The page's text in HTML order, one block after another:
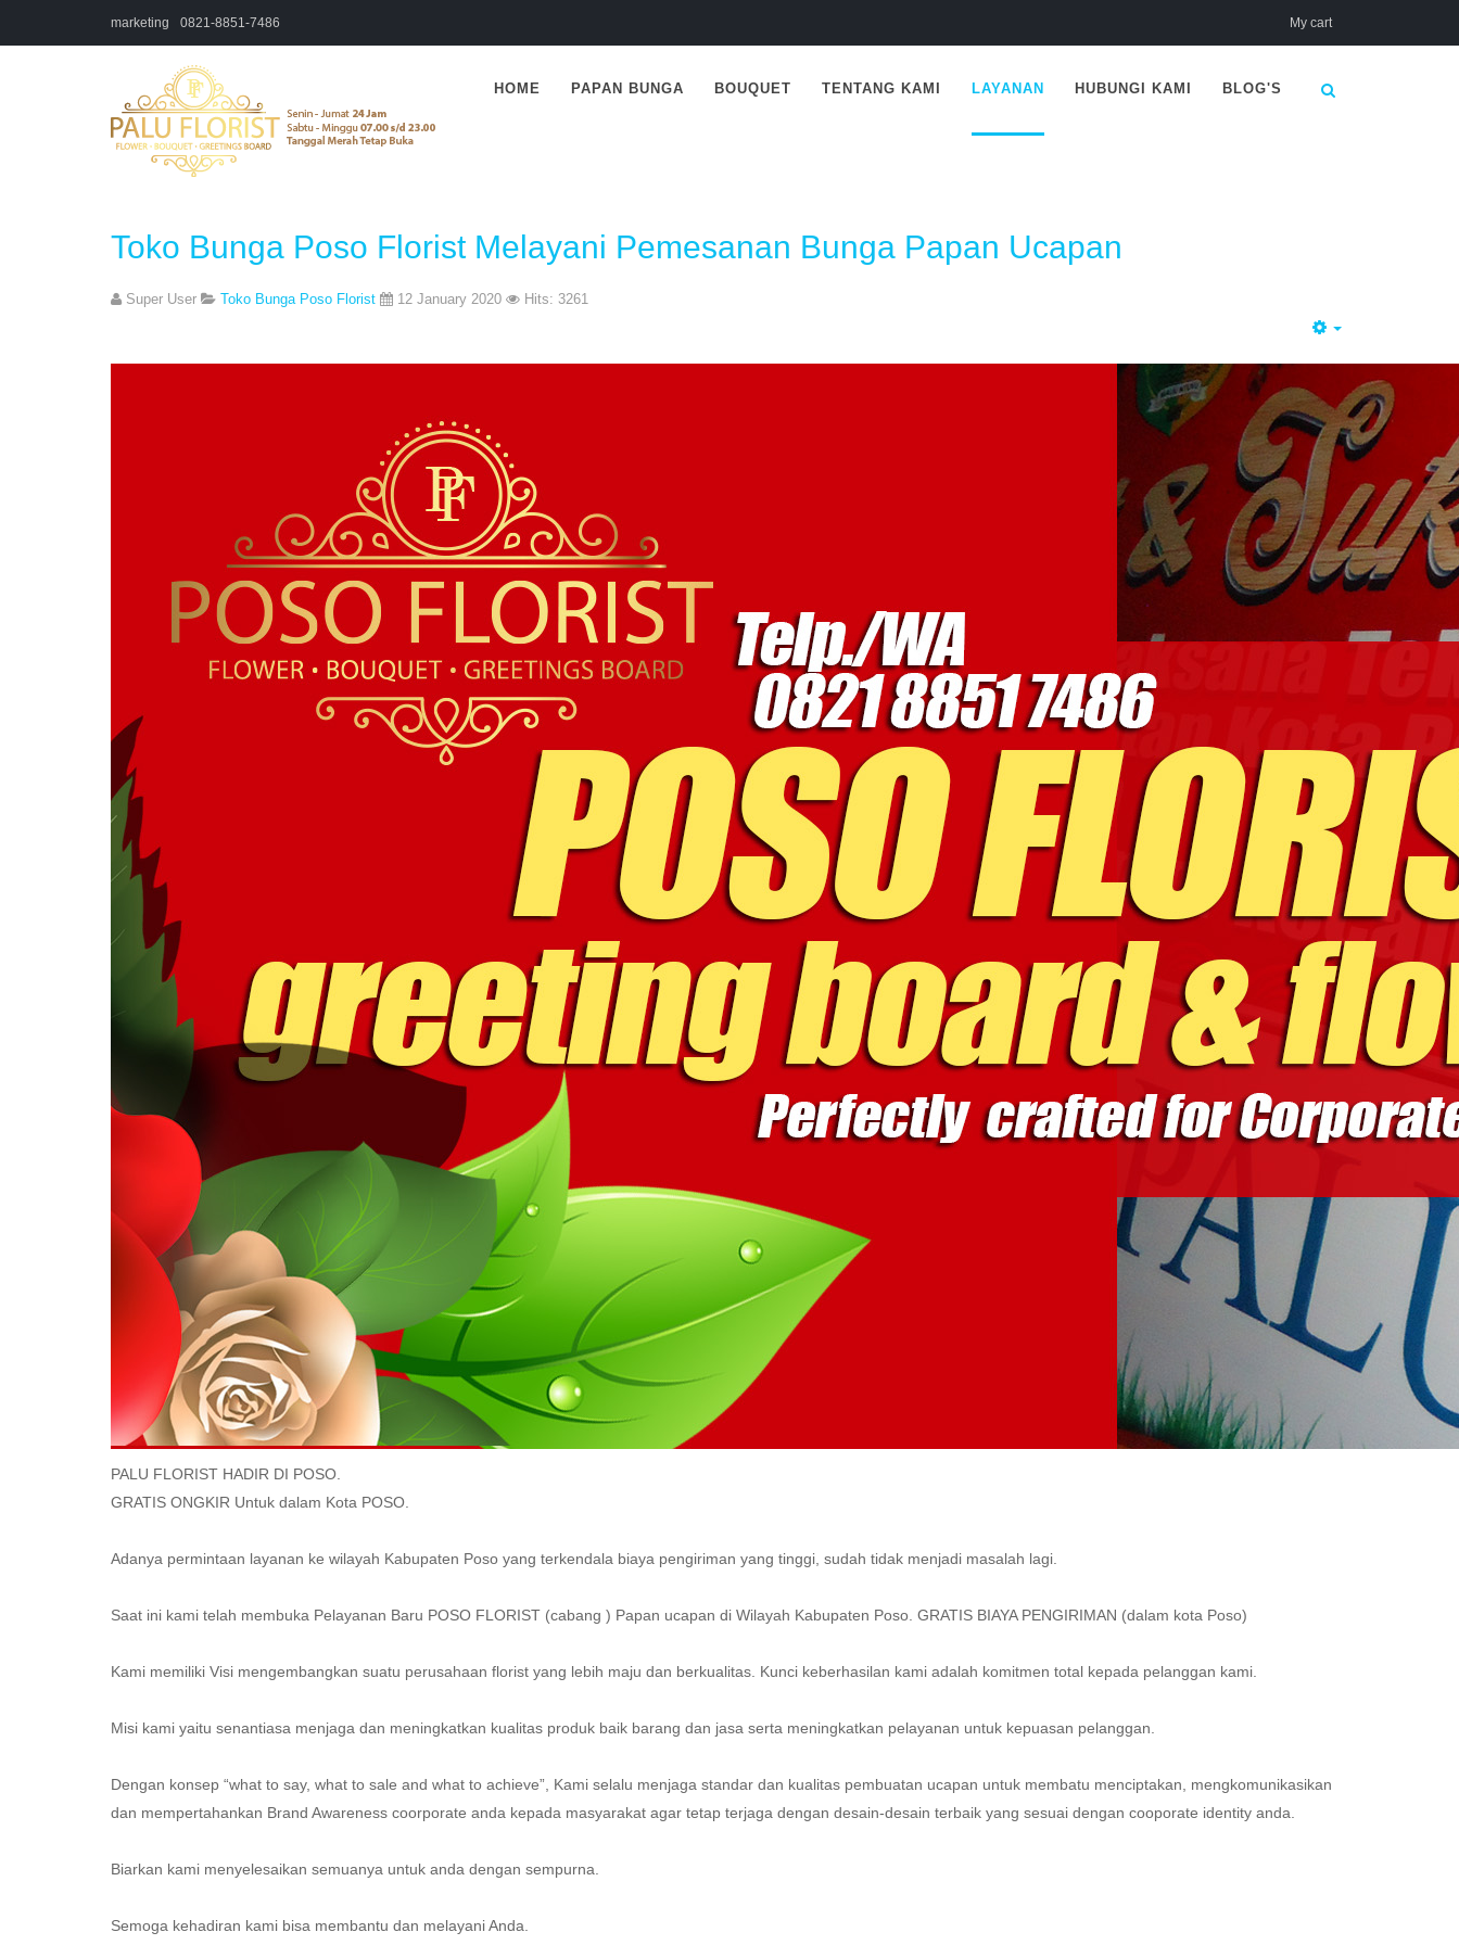
marketing 0821-8851-7486 My cart
HOME PAPAN BUNGA BOUQUET TENTANG KAMI LAYANAN HUBUNGI KAMI BLOG'S
Toko Bunga Poso Florist Melayani Pemesanan Bunga Papan Ucapan
Super User Toko Bunga Poso Florist 12 January 2020 Hits: 3261
PALU FLORIST HADIR DI POSO.
GRATIS ONGKIR Untuk dalam Kota POSO.
Adanya permintaan layanan ke wilayah Kabupaten Poso yang terkendala biaya pengiriman yang tinggi, sudah tidak menjadi masalah lagi.
Saat ini kami telah membuka Pelayanan Baru POSO FLORIST (cabang ) Papan ucapan di Wilayah Kabupaten Poso. GRATIS BIAYA PENGIRIMAN (dalam kota Poso)
Kami memiliki Visi mengembangkan suatu perusahaan florist yang lebih maju dan berkualitas. Kunci keberhasilan kami adalah komitmen total kepada pelanggan kami.
Misi kami yaitu senantiasa menjaga dan meningkatkan kualitas produk baik barang dan jasa serta meningkatkan pelayanan untuk kepuasan pelanggan.
Dengan konsep “what to say, what to sale and what to achieve”, Kami selalu menjaga standar dan kualitas pembuatan ucapan untuk membatu menciptakan, mengkomunikasikan
dan mempertahankan Brand Awareness coorporate anda kepada masyarakat agar tetap terjaga dengan desain-desain terbaik yang sesuai dengan cooporate identity anda.
Biarkan kami menyelesaikan semuanya untuk anda dengan sempurna.
Semoga kehadiran kami bisa membantu dan melayani Anda.